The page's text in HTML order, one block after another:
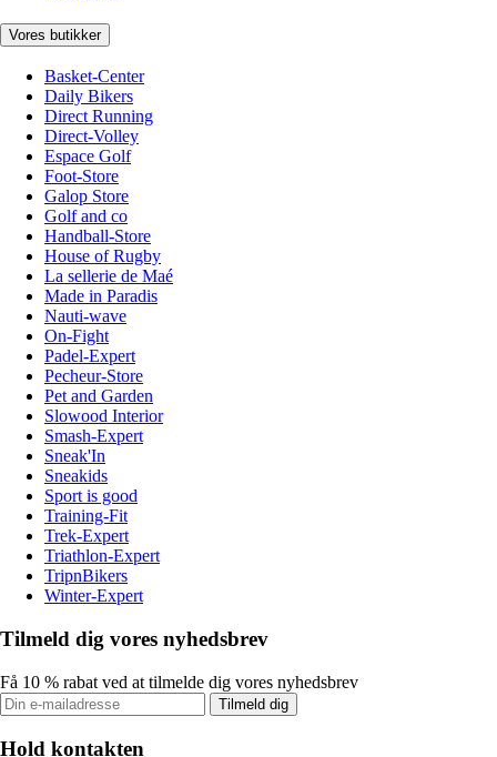
Vores butikker
Basket-Center
Daily Bikers
Direct Running
Direct-Volley
Espace Golf
Foot-Store
Galop Store
Golf and co
Handball-Store
House of Rugby
La sellerie de Maé
Made in Paradis
Nauti-wave
On-Fight
Padel-Expert
Pecheur-Store
Pet and Garden
Slowood Interior
Smash-Expert
Sneak'In
Sneakids
Sport is good
Training-Fit
Trek-Expert
Triathlon-Expert
TripnBikers
Winter-Expert
Tilmeld dig vores nyhedsbrev
Få 10 % rabat ved at tilmelde dig vores nyhedsbrev
Tilmeld dig
Hold kontakten